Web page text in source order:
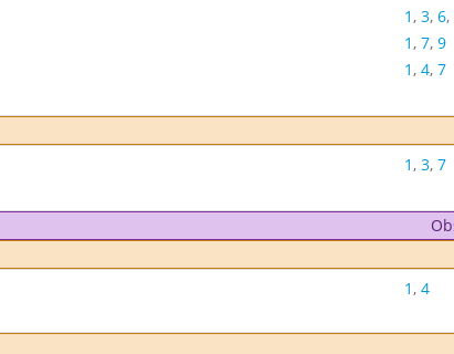
1, 3, 6,
1, 7, 9
1, 4, 7
1, 3, 7
1, 4